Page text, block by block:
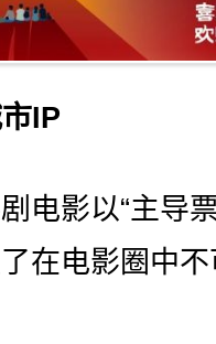
IP
影以“主导票
在电影圈中